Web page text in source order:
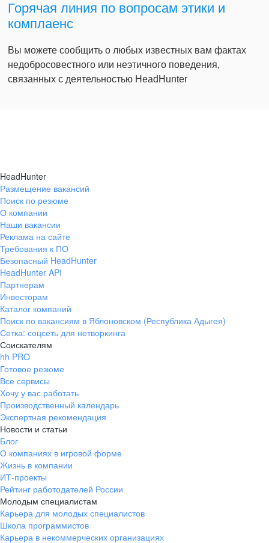
Горячая линия по вопросам этики и
комплаенс
Вы можете сообщить о любых известных вам фактах
недобросовестного или неэтичного поведения,
связанных с деятельностью HeadHunter
HeadHunter
Размещение вакансий
Поиск по резюме
О компании
Наши вакансии
Реклама на сайте
Требования к ПО
Безопасный HeadHunter
HeadHunter API
Партнерам
Инвесторам
Каталог компаний
Поиск по вакансиям в Яблоновском (Республика Адыгея)
Сетка: соцсеть для нетворкинга
Соискателям
hh PRO
Готовое резюме
Все сервисы
Хочу у вас работать
Производственный календарь
Экспертная рекомендация
Новости и статьи
Блог
О компаниях в игровой форме
Жизнь в компании
ИТ-проекты
Рейтинг работодателей России
Молодым специалистам
Карьера для молодых специалистов
Школа программистов
Карьера в некоммерческих организациях